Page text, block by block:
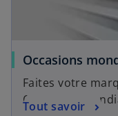
Occasions
Faites votre
Occasions
Tout savoir